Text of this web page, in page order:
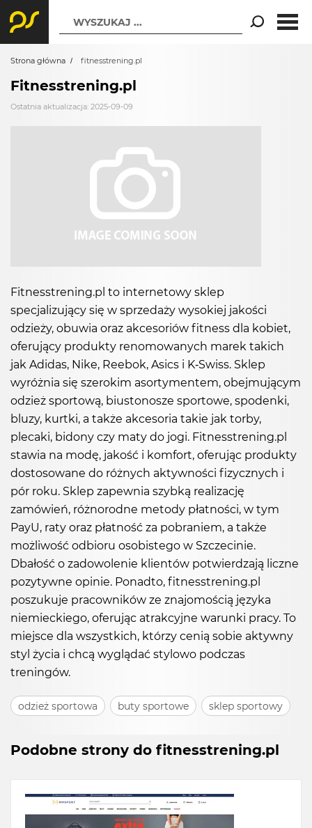
WYSZUKAJ ...
Strona główna fitnesstrening.pl
Fitnesstrening.pl
Ostatnia aktualizacja: 2025-09-09
Fitnesstrening.pl to internetowy sklep
specjalizujący się w sprzedaży wysokiej jakości
odzieży, obuwia oraz akcesoriów fitness dla kobiet,
oferujący produkty renomowanych marek takich
jak Adidas, Nike, Reebok, Asics i K-Swiss. Sklep
wyróżnia się szerokim asortymentem, obejmującym
odzież sportową, biustonosze sportowe, spodenki,
bluzy, kurtki, a także akcesoria takie jak torby,
plecaki, bidony czy maty do jogi. Fitnesstrening.pl
stawia na modę, jakość i komfort, oferując produkty
dostosowane do różnych aktywności fizycznych i
pór roku. Sklep zapewnia szybką realizację
zamówień, różnorodne metody płatności, w tym
PayU, raty oraz płatność za pobraniem, a także
możliwość odbioru osobistego w Szczecinie.
Dbałość o zadowolenie klientów potwierdzają liczne
pozytywne opinie. Ponadto, fitnesstrening.pl
poszukuje pracowników ze znajomością języka
niemieckiego, oferując atrakcyjne warunki pracy. To
miejsce dla wszystkich, którzy cenią sobie aktywny
styl życia i chcą wyglądać stylowo podczas
treningów.
odzież sportowa buty sportowe sklep sportowy
Podobne strony do fitnesstrening.pl